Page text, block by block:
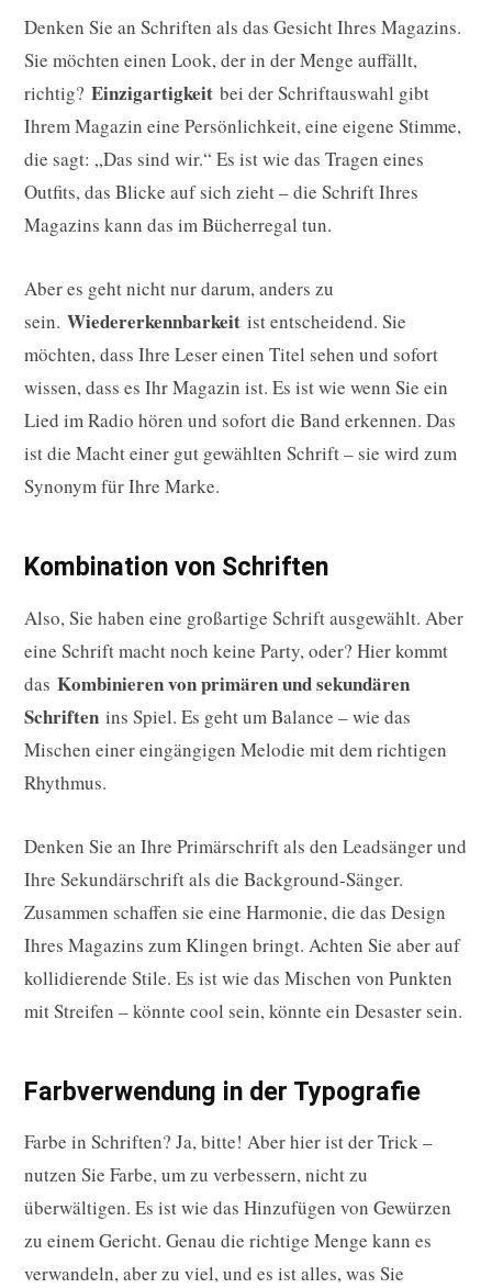
Denken Sie an Schriften als das Gesicht Ihres Magazins.
Sie möchten einen Look, der in der Menge auffällt,
richtig? Einzigartigkeit bei der Schriftauswahl gibt
Ihrem Magazin eine Persönlichkeit, eine eigene Stimme,
die sagt: „Das sind wir.“ Es ist wie das Tragen eines
Outfits, das Blicke auf sich zieht – die Schrift Ihres
Magazins kann das im Bücherregal tun.
Aber es geht nicht nur darum, anders zu
sein. Wiedererkennbarkeit ist entscheidend. Sie
möchten, dass Ihre Leser einen Titel sehen und sofort
wissen, dass es Ihr Magazin ist. Es ist wie wenn Sie ein
Lied im Radio hören und sofort die Band erkennen. Das
ist die Macht einer gut gewählten Schrift – sie wird zum
Synonym für Ihre Marke.
Kombination von Schriften
Also, Sie haben eine großartige Schrift ausgewählt. Aber
eine Schrift macht noch keine Party, oder? Hier kommt
das Kombinieren von primären und sekundären
Schriften ins Spiel. Es geht um Balance – wie das
Mischen einer eingängigen Melodie mit dem richtigen
Rhythmus.
Denken Sie an Ihre Primärschrift als den Leadsänger und
Ihre Sekundärschrift als die Background-Sänger.
Zusammen schaffen sie eine Harmonie, die das Design
Ihres Magazins zum Klingen bringt. Achten Sie aber auf
kollidierende Stile. Es ist wie das Mischen von Punkten
mit Streifen – könnte cool sein, könnte ein Desaster sein.
Farbverwendung in der Typografie
Farbe in Schriften? Ja, bitte! Aber hier ist der Trick –
nutzen Sie Farbe, um zu verbessern, nicht zu
überwältigen. Es ist wie das Hinzufügen von Gewürzen
zu einem Gericht. Genau die richtige Menge kann es
verwandeln, aber zu viel, und es ist alles, was Sie